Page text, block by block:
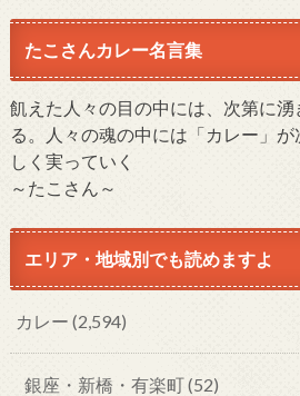
たこさんカレー名言集
飢えた人々の目の中には、次第に
る。人々の魂の中には「カレー」
しく実っていく
～たこさん～
エリア・地域別でも読めますよ
カレー (2,594)
銀座・新橋・有楽町(52)